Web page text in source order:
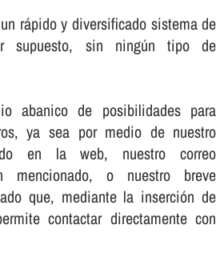
rápido y diversificado sistema de
supuesto, sin ningún tipo de
abanico de posibilidades para
ya sea por medio de nuestro
en la web, nuestro correo
mencionado, o nuestro breve
que, mediante la inserción de
contactar directamente con